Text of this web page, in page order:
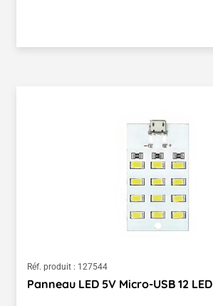
Réf. produit : 127544
Panneau LED 5V Micro-USB 12 LED